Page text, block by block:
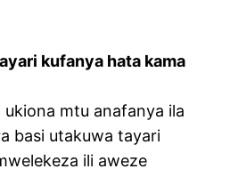
kufanya hata kama
mtu anafanya ila
basi utakuwa tayari
ili aweze